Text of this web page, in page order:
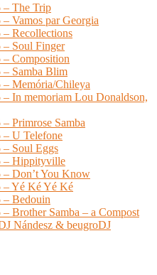
– The Trip
Vamos par Georgia
Recollections
Soul Finger
Composition
Samba Blim
Memória/Chileya
In memoriam Lou Donaldson,
Primrose Samba
U Telefone
Soul Eggs
– Hippityville
Don’t You Know
– Yé Ké Yé Ké
Bedouin
Brother Samba – a Compost
Nándesz & beugroDJ